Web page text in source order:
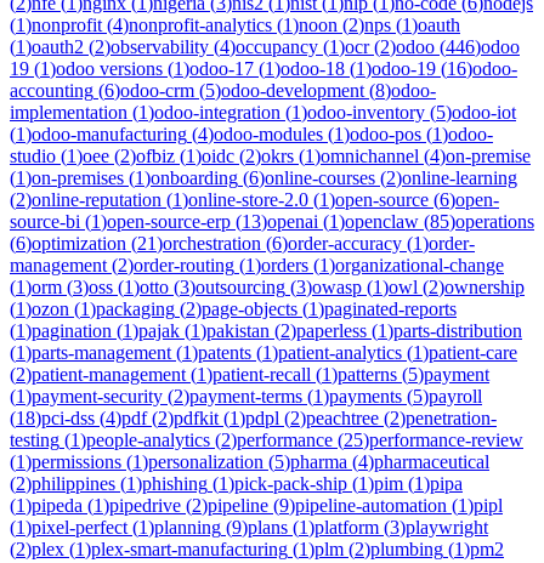
(1)nonprofit (4)nonprofit-analytics (1)noon (2)nps (1)oauth
(1)oauth2 (2)observability (4)occupancy (1)ocr(2)odoo (446)odoo
19 (1)odoo versions (1)odoo-17 (1)odoo-18 (1)odoo-19 (16)odoo-
accounting (6)odoo-crm (5)odoo-development (8)odoo-
implementation (1)odoo-integration (1)odoo-inventory (5)odoo-iot
(1)odoo-manufacturing (4)odoo-modules (1)odoo-pos (1)odoo-
studio (1)oee (2)ofbiz (1)oidc (2)okrs (1)omnichannel (4)on-premise
(1)on-premises (1)onboarding (6)online-courses (2)online-learning
(2)online-reputation (1)online-store-2.0 (1)open-source (6)open-
source-bi (1)open-source-erp (13)openai (1)openclaw (85)operations
(6)optimization (21)orchestration (6)order-accuracy (1)order-
management (2)order-routing (1)orders (1)organizational-change
(1)orm (3)oss (1)otto (3)outsourcing (3)owasp (1)owl (2)ownership
(1)ozon (1)packaging (2)page-objects (1)paginated-reports
(1)pagination (1)pajak (1)pakistan (2)paperless (1)parts-distribution
(1)parts-management (1)patents (1)patient-analytics (1)patient-care
(2)patient-management (1)patient-recall (1)patterns (5)payment
(1)payment-security (2)payment-terms (1)payments (5)payroll
(18)pci-dss (4)pdf(2)pdfkit (1)pdpl (2)peachtree (2)penetration-
testing (1)people-analytics (2)performance (25)performance-review
(1)permissions (1)personalization (5)pharma (4)pharmaceutical
(2)philippines (1)phishing (1)pick-pack-ship (1)pim (1)pipa
(1)pipeda (1)pipedrive (2)pipeline (9)pipeline-automation (1)pipl
(1)pixel-perfect (1)planning (9)plans (1)platform (3)playwright
(2)plex (1)plex-smart-manufacturing (1)plm (2)plumbing (1)pm2